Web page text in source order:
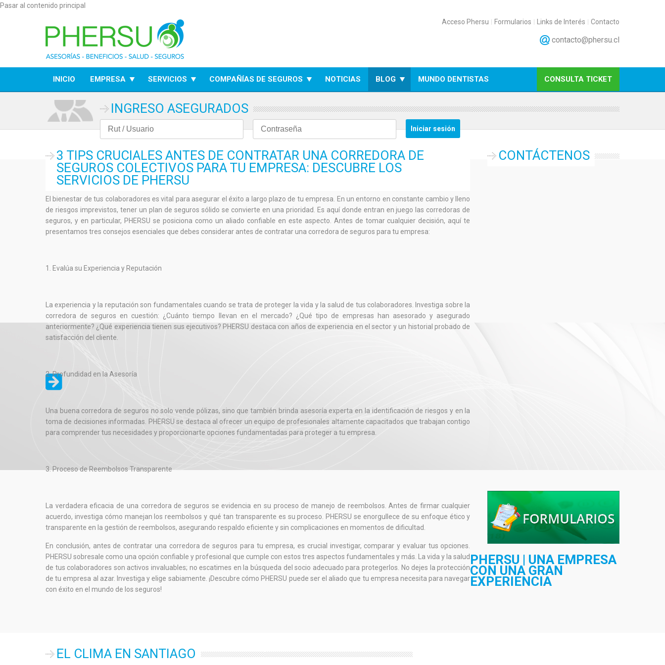
Pasar al contenido principal
Acceso Phersu Formularios Links de Interés Contacto
contacto@phersu.cl
INICIO EMPRESA SERVICIOS COMPAÑÍAS DE SEGUROS NOTICIAS BLOG MUNDO DENTISTAS CONSULTA TICKET
INGRESO ASEGURADOS
3 TIPS CRUCIALES ANTES DE CONTRATAR UNA CORREDORA DE
SEGUROS COLECTIVOS PARA TU EMPRESA: DESCUBRE LOS
SERVICIOS DE PHERSU
El bienestar de tus colaboradores es vital para asegurar el éxito a largo plazo de tu empresa. En un entorno en constante cambio y lleno
de riesgos imprevistos, tener un plan de seguros sólido se convierte en una prioridad. Es aquí donde entran en juego las corredoras de
seguros, y en particular, PHERSU se posiciona como un aliado confiable en este aspecto. Antes de tomar cualquier decisión, aquí te
presentamos tres consejos esenciales que debes considerar antes de contratar una corredora de seguros para tu empresa:
1. Evalúa su Experiencia y Reputación
La experiencia y la reputación son fundamentales cuando se trata de proteger la vida y la salud de tus colaboradores. Investiga sobre la
corredora de seguros en cuestión: ¿Cuánto tiempo llevan en el mercado? ¿Qué tipo de empresas han asesorado y asegurado
anteriormente? ¿Qué experiencia tienen sus ejecutivos? PHERSU destaca con años de experiencia en el sector y un historial probado de
satisfacción del cliente.
2. Profundidad en la Asesoría
Una buena corredora de seguros no solo vende pólizas, sino que también brinda asesoría experta en la identificación de riesgos y en la
toma de decisiones informadas. PHERSU se destaca al ofrecer un equipo de profesionales altamente capacitados que trabajan contigo
para comprender tus necesidades y proporcionarte opciones fundamentadas para proteger a tu empresa.
3. Proceso de Reembolsos Transparente
La verdadera eficacia de una corredora de seguros se evidencia en su proceso de manejo de reembolsos. Antes de firmar cualquier
acuerdo, investiga cómo manejan los reembolsos y qué tan transparente es su proceso. PHERSU se enorgullece de su enfoque ético y
transparente en la gestión de reembolsos, asegurando respaldo eficiente y sin complicaciones en momentos de dificultad.
En conclusión, antes de contratar una corredora de seguros para tu empresa, es crucial investigar, comparar y evaluar tus opciones.
PHERSU sobresale como una opción confiable y profesional que cumple con estos tres aspectos fundamentales y más. La vida y la salud
de tus colaboradores son activos invaluables; no escatimes en la búsqueda del socio adecuado para protegerlos. No dejes la protección
de tu empresa al azar. Investiga y elige sabiamente. ¡Descubre cómo PHERSU puede ser el aliado que tu empresa necesita para navegar
con éxito en el mundo de los seguros!
CONTÁCTENOS
PHERSU | UNA EMPRESA
CON UNA GRAN
EXPERIENCIA
EL CLIMA EN SANTIAGO